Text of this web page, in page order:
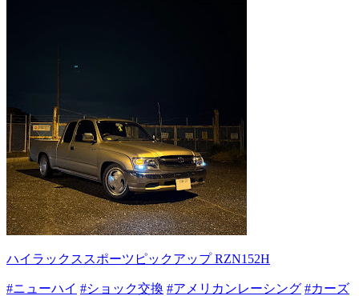
ハイラックススポーツピックアップ RZN152H
#ニューハイ #ショック交換 #アメリカンレーシング #カーズ